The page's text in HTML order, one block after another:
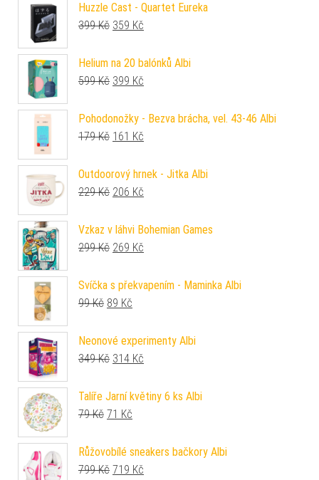
Huzzle Cast - Quartet Eureka
399Kč Původní cena byla: 399 Kč.
359 Kč
Helium na 20 balónků Albi
599Kč Původní cena byla: 599 Kč.
399 Kč
Pohodonožky - Bezva brácha, vel. 43-46 Albi
179Kč Původní cena byla: 179 Kč.
161 Kč
Outdoorový hrnek - Jitka Albi
229Kč Původní cena byla: 229 Kč.
206 Kč
Vzkaz v láhvi Bohemian Games
299Kč Původní cena byla: 299 Kč.
269 Kč
Svíčka s překvapením - Maminka Albi
99Kč Původní cena byla: 99 Kč.
89 Kč
Neonové experimenty Albi
349Kč Původní cena byla: 349 Kč.
314 Kč
Talíře Jarní květiny 6 ks Albi
79Kč Původní cena byla: 79 Kč.
71 Kč
Růžovobílé sneakers bačkory Albi
799Kč Původní cena byla: 799 Kč.
719 Kč